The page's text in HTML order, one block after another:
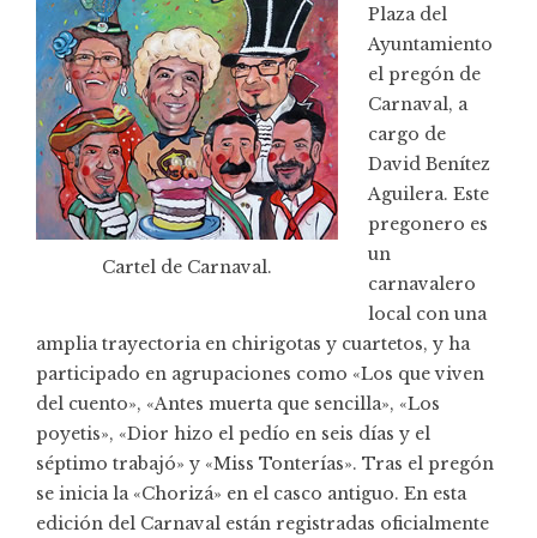
Cartel de Carnaval.
Plaza del
Ayuntamiento
el pregón de
Carnaval, a
cargo de
David Benítez
Aguilera. Este
pregonero es
un
carnavalero
local con una
amplia trayectoria en chirigotas y cuartetos, y ha
participado en agrupaciones como «Los que viven
del cuento», «Antes muerta que sencilla», «Los
poyetis», «Dior hizo el pedío en seis días y el
séptimo trabajó» y «Miss Tonterías». Tras el pregón
se inicia la «Chorizá» en el casco antiguo. En esta
edición del Carnaval están registradas oficialmente